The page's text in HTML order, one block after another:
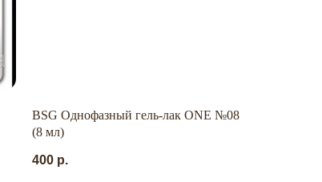
BSG Однофазный гель-лак ONE №08
(8 мл)
400 р.